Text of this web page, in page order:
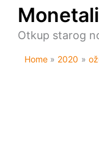
contentOtkup starog
Home 2020